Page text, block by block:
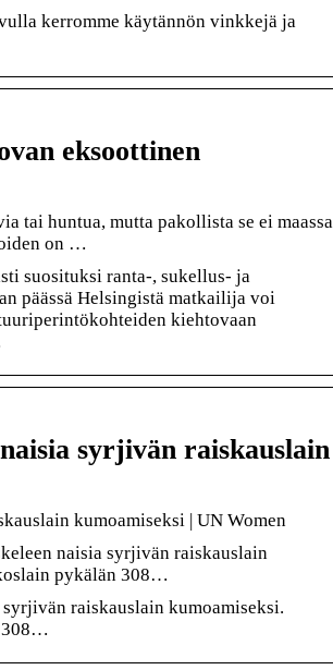
kerromme käytännön vinkkejä ja
eksoottinen
tai huntua, mutta pakollista se ei maassa
on …
suosituksi ranta-, sukellus- ja
päässä Helsingistä matkailija voi
kiehtovaan
syrjivän raiskauslain
kumoamiseksi | UN Women
naisia syrjivän raiskauslain
pykälän 308…
raiskauslain kumoamiseksi.
308…